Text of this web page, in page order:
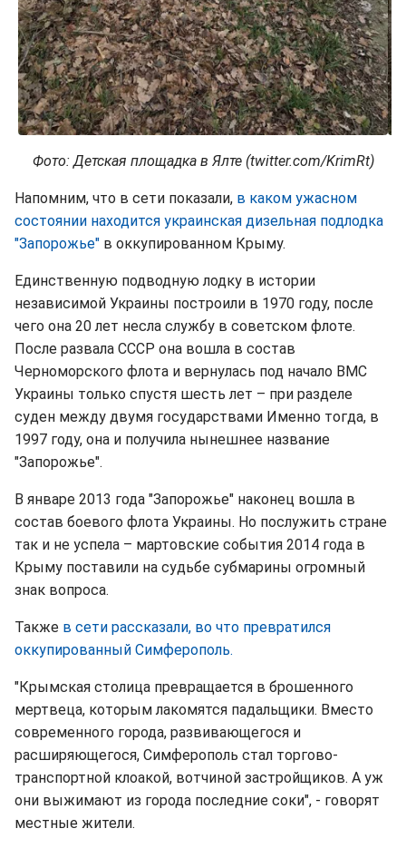
Фото: Детская площадка в Ялте (twitter.com/KrimRt)
Напомним, что в сети показали, в каком ужасном
состоянии находится украинская дизельная подлодка
"Запорожье" в оккупированном Крыму.
Единственную подводную лодку в истории
независимой Украины построили в 1970 году, после
чего она 20 лет несла службу в советском флоте.
После развала СССР она вошла в состав
Черноморского флота и вернулась под начало ВМС
Украины только спустя шесть лет – при разделе
суден между двумя государствами Именно тогда, в
1997 году, она и получила нынешнее название
"Запорожье".
В январе 2013 года "Запорожье" наконец вошла в
состав боевого флота Украины. Но послужить стране
так и не успела – мартовские события 2014 года в
Крыму поставили на судьбе субмарины огромный
знак вопроса.
Также в сети рассказали, во что превратился
оккупированный Симферополь.
"Крымская столица превращается в брошенного
мертвеца, которым лакомятся падальщики. Вместо
современного города, развивающегося и
расширяющегося, Симферополь стал торгово-
транспортной клоакой, вотчиной застройщиков. А уж
они выжимают из города последние соки", - говорят
местные жители.